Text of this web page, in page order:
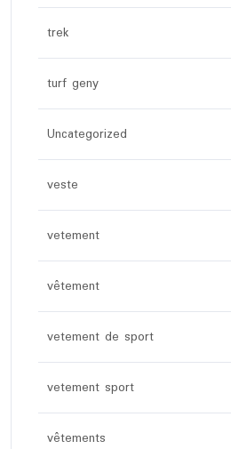
trek
turf geny
Uncategorized
veste
vetement
vêtement
vetement de sport
vetement sport
vêtements